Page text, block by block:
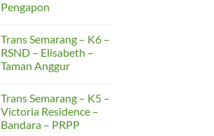
–
Cangkiran
Gunungpati
–
Simpang
Pengapon
on
Trans
Semarang
–
Terboyo
Genuk
–
Pengapon
Trans Semarang – K6 –
RSND – Elisabeth –
Taman Anggur
on
Trans
Semarang
–
Trans Semarang – K5 –
Victoria Residence –
Bandara – PRPP